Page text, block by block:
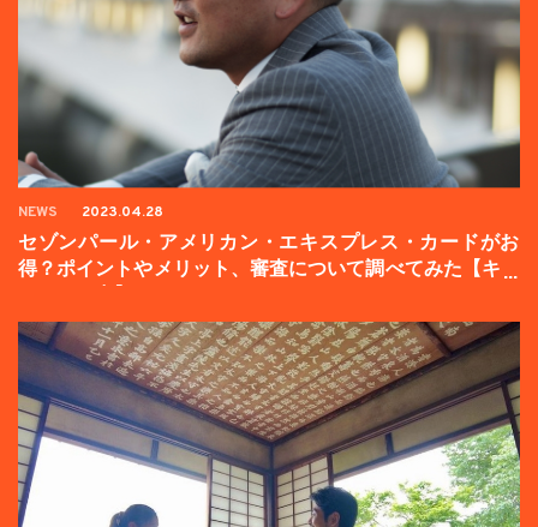
NEWS 2023.04.28
セゾンパール・アメリカン・エキスプレス・カードがお
得？ポイントやメリット、審査について調べてみた【キャ